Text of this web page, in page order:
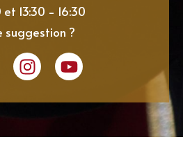
13:30 - 16:30
suggestion ?